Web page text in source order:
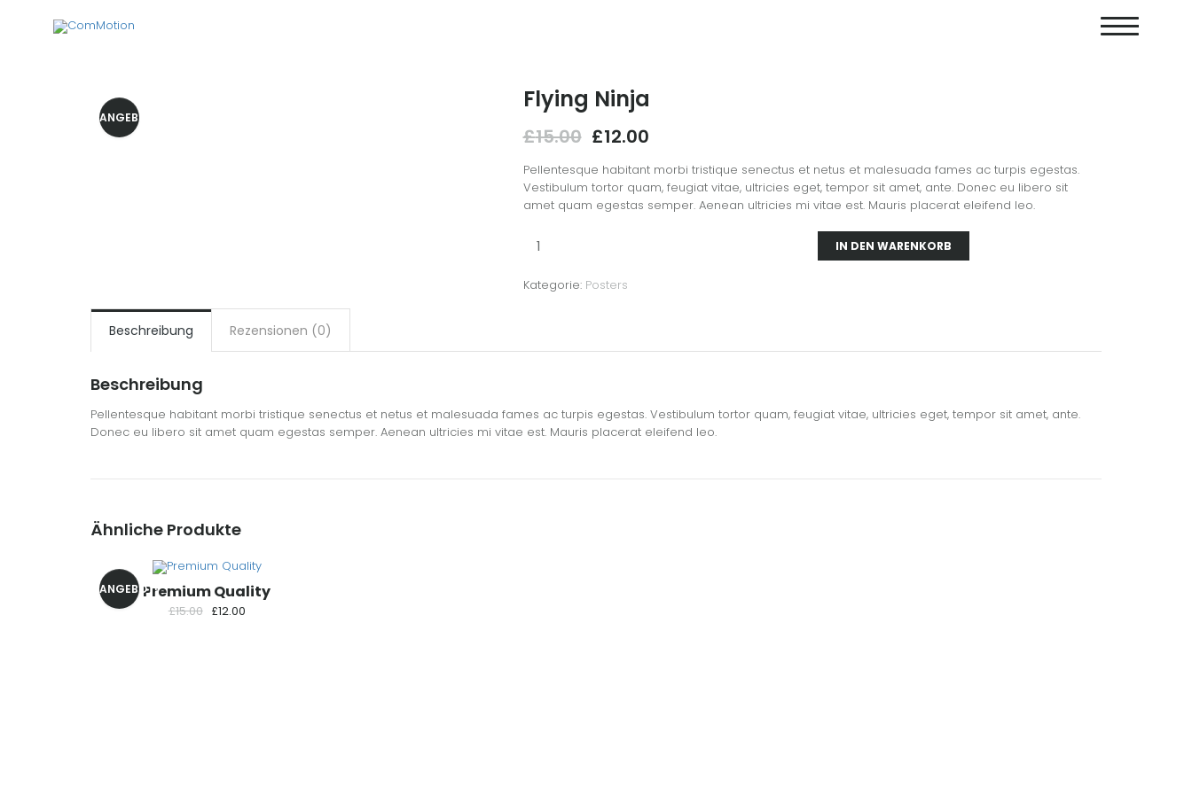
ANGEBOT!
Flying Ninja
£15.00 Ursprünglicher
war:
£15.00
£12.00Aktueller
ist:
£12.00.
Pellentesque habitant morbi tristique senectus et netus et malesuada fames ac turpis egestas.
Vestibulum tortor quam, feugiat vitae, ultricies eget, tempor sit amet, ante. Donec eu libero sit
amet quam egestas semper. Aenean ultricies mi vitae est. Mauris placerat eleifend leo.
Flying
Ninja IN DEN WARENKORB
Kategorie: Posters
Beschreibung Rezensionen (0)
Beschreibung
Pellentesque habitant morbi tristique senectus et netus et malesuada fames ac turpis egestas. Vestibulum tortor quam, feugiat vitae, ultricies eget, tempor sit amet, ante.
Donec eu libero sit amet quam egestas semper. Aenean ultricies mi vitae est. Mauris placerat eleifend leo.
Ähnliche Produkte
ANGEBOT!Premium Quality
£15.00 Ursprünglicher
£12.00Aktueller